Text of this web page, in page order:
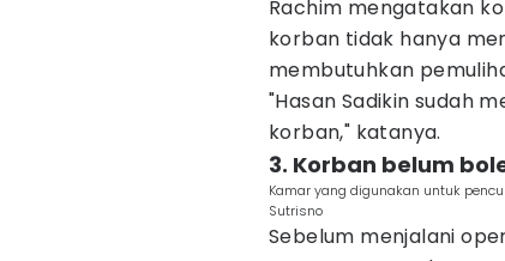
Rachim mengatakan
korban tidak hanya
membutuhkan
"Hasan Sadikin sudah
korban," katanya.
3. Korban belum
Kamar yang digunakan untuk
Sutrisno
Sebelum menjalani